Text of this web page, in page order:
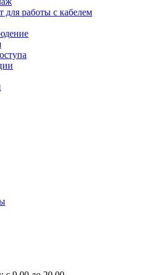
для работы с кабелем